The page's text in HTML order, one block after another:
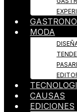
MODA
CAUSAS
EDICIONES